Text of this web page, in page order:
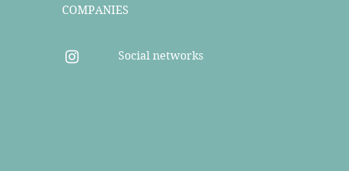
COMPANIES
Social networks